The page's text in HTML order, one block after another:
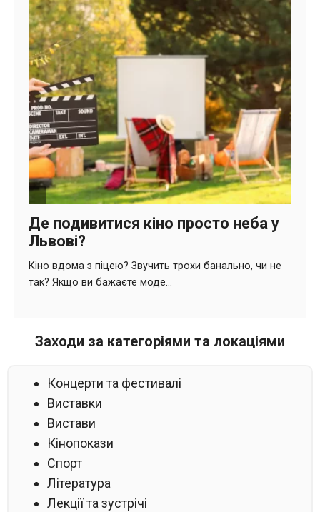
Заходи за категоріями та локаціями
Концерти та фестивалі
Виставки
Вистави
Кінопокази
Спорт
Література
Лекції та зустрічі